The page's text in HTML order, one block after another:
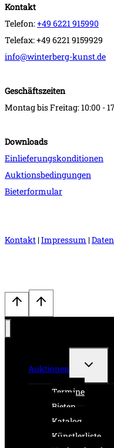
Kontakt
Telefon:+49 6221 915990
Telefax: +49 6221 9159929
info@winterberg-kunst.de
Geschäftszeiten
Montag bis Freitag: 10:00 -
Downloads
Einlieferungskonditionen
Auktionsbedingungen
Bieterformular
Kontakt |Impressum |
Auktionen
Untermenü
Termine
Bieten
Katalog
Künstlerliste